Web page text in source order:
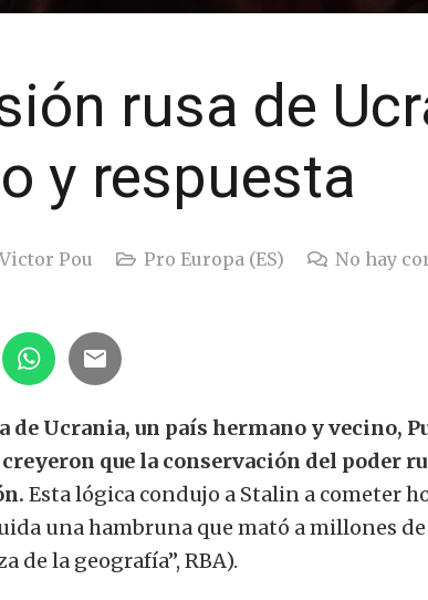
rusa de
y respuesta
Pou Pro Europa (ES) No hay
de Ucrania, un país hermano y vecino,
que la conservación del poder
Esta lógica condujo a Stalin a cometer
una hambruna que mató a millones
de la geografía”, RBA).